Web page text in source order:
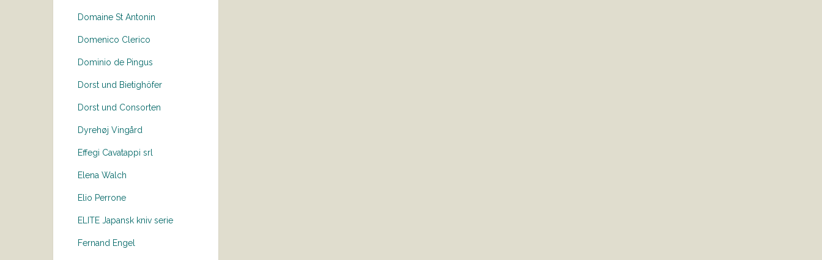
Domaine St Antonin
Domenico Clerico
Dominio de Pingus
Dorst und Bietighöfer
Dorst und Consorten
Dyrehøj Vingård
Effegi Cavatappi srl
Elena Walch
Elio Perrone
ELITE Japansk kniv serie
Fernand Engel